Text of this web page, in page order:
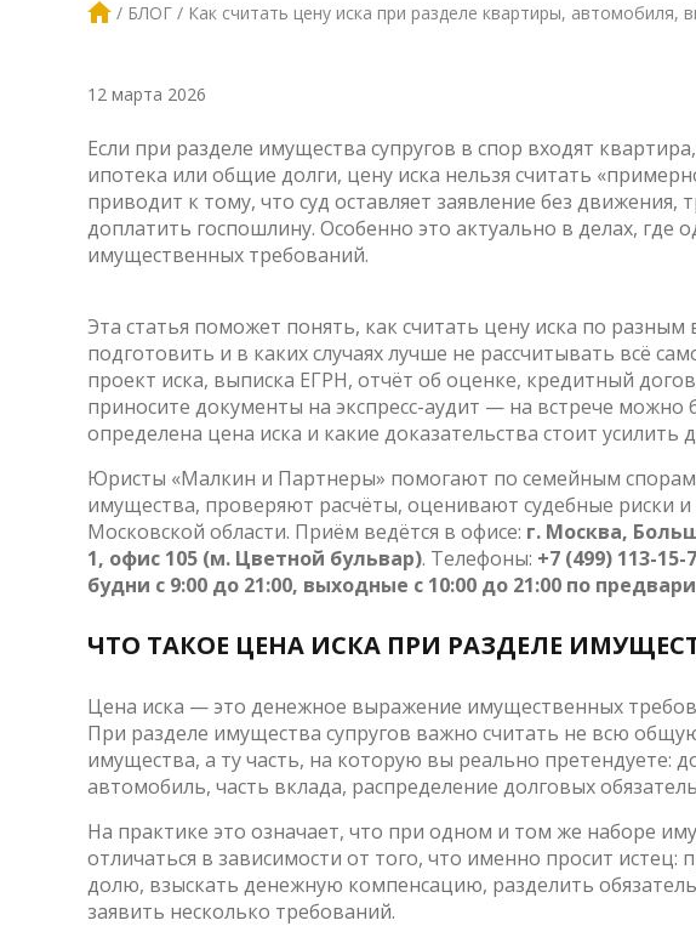
БЛОГ Как считать цену иска при разделе квартиры, автомобиля,
12 марта 2026
Если при разделе имущества супругов в спор входят
ипотека или общие долги, цену иска нельзя считать
приводит к тому, что суд оставляет заявление без движения,
доплатить госпошлину. Особенно это актуально в делах, где
имущественных требований.
Эта статья поможет понять, как считать цену иска по
подготовить и в каких случаях лучше не рассчитывать всё
проект иска, выписка ЕГРН, отчёт об оценке, кредитный
приносите документы на экспресс-аудит — на встрече можно
определена цена иска и какие доказательства стоит усилить
Юристы «Малкин и Партнеры» помогают по семейным спорам,
имущества, проверяют расчёты, оценивают судебные риски
Московской области. Приём ведётся в офисе: г. Москва,
1, офис 105 (м. Цветной бульвар). Телефоны: +7 (499) 113-15-
будни с 9:00 до 21:00, выходные с 10:00 до 21:00 по
ЧТО ТАКОЕ ЦЕНА ИСКА ПРИ РАЗДЕЛЕ
Цена иска — это денежное выражение имущественных
При разделе имущества супругов важно считать не всю
имущества, а ту часть, на которую вы реально претендуете:
автомобиль, часть вклада, распределение долговых
На практике это означает, что при одном и том же наборе
отличаться в зависимости от того, что именно просит истец:
долю, взыскать денежную компенсацию, разделить
заявить несколько требований.